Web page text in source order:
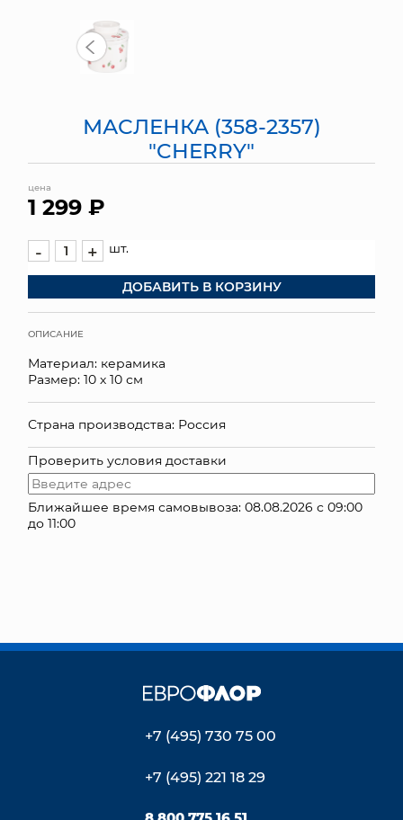
ЯЩИКИ
СУНДУКИ
ПОДАРОЧНЫЕ КАРТЫ
ОПТОВЫМ КЛИЕНТАМ
ДОСТАВКА И ОПЛАТА
МАСЛЕНКА (358-2357)
"CHERRY"
цена
1 299 ₽
- + шт.
ДОБАВИТЬ В КОРЗИНУ
ОПИСАНИЕ
Материал: керамика
Размер: 10 х 10 см
Страна производства: Россия
Проверить условия доставки
Ближайшее время самовывоза: 08.08.2026 с 09:00
до 11:00
+7 (495) 730 75 00
+7 (495) 221 18 29